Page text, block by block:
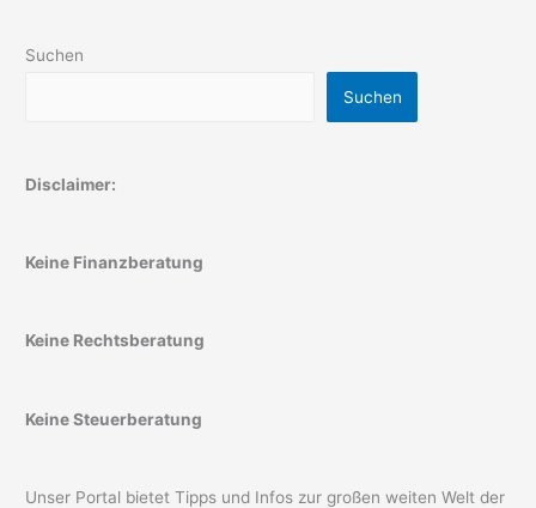
Suchen
Suchen
Disclaimer:
Keine Finanzberatung
Keine Rechtsberatung
Keine Steuerberatung
Unser Portal bietet Tipps und Infos zur großen weiten Welt der